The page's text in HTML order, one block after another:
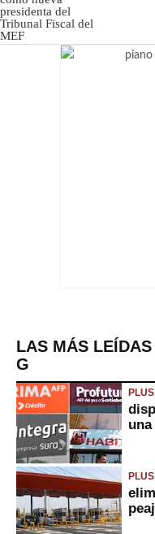
LAS MÁS
G
PLUS
PLUS